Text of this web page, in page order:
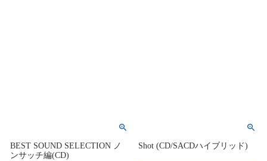
BEST SOUND SELECTION ノ
ンサッチ編(CD)
Shot (CD/SACDハイブリッド)